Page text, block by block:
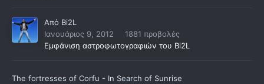
Από Bi2L
Ιανουάριος 9, 2012
1881 προβολές
Εμφάνιση αστροφωτογραφιών του Bi2L
The fortresses of Corfu - In Search of Sunrise